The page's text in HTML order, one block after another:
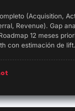
(Acquisition,
Revenue). Gap
12 meses
con estimación de lift.